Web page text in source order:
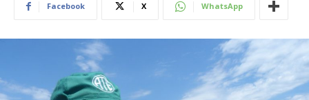
Facebook X WhatsApp